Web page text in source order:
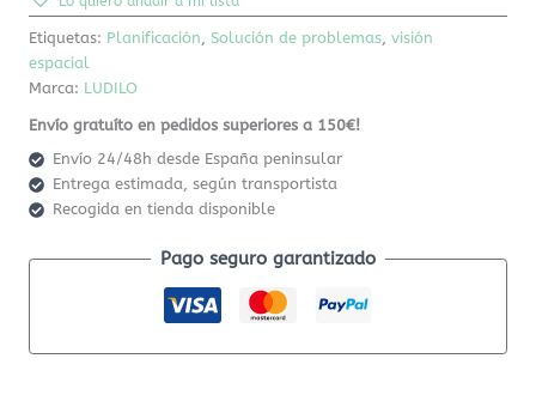
Etiquetas: Planificación ,Solución de problemas ,visión
espacial
Marca: LUDILO
Envío gratuíto en pedidos superiores a 150€!
Envío 24/48h desde España peninsular
Entrega estimada, según transportista
Recogida en tienda disponible
Pago seguro garantizado